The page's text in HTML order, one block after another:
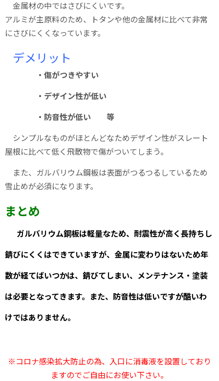
金属材の中ではさびにくいです。
アルミが主原料のため、トタンや他の金属材に比べて非常
にさびにくくなっています。
デメリット
・傷がつきやすい
・デザイン性が低い
・防音性が低い 等
シンプルなものがほとんどなためデザイン性がスレート
屋根に比べて低く飛散物で傷がついてしまう。
また、ガルバリウム鋼板は表面がつるつるしているため
雪止めが必須になります。
まとめ
ガルバリウム鋼板は軽量なため、耐震性が高く長持ちし
錆びにくくはできていますが、金属に変わりはないため年
数が経てばいつかは、錆びてしまい、メンテナンス・塗装
は必要となってきます。また、防音性は低いですが酷いわ
けではありません。
※コロナ感染拡大防止の為、入口に消毒液を設置しており
ますのでご自由にお使い下さい。